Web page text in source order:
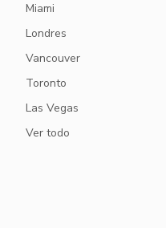
Miami
Londres
Vancouver
Toronto
Las Vegas
Ver todo